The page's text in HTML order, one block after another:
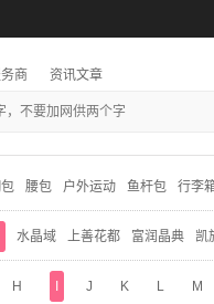
商 资讯文章
腰包 户外运动 鱼杆包 行李
水晶域 上善花都 富润晶典 凯
H J K L M